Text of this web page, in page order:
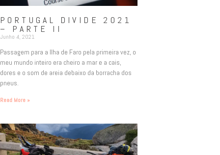
PORTUGAL DIVIDE 2021
– PARTE II
Junho 4, 2021
Passagem para a Ilha de Faro pela primeira vez, o
meu mundo inteiro era cheiro a mar e a cais,
dores e o som de areia debaixo da borracha dos
pneus.
Read More »